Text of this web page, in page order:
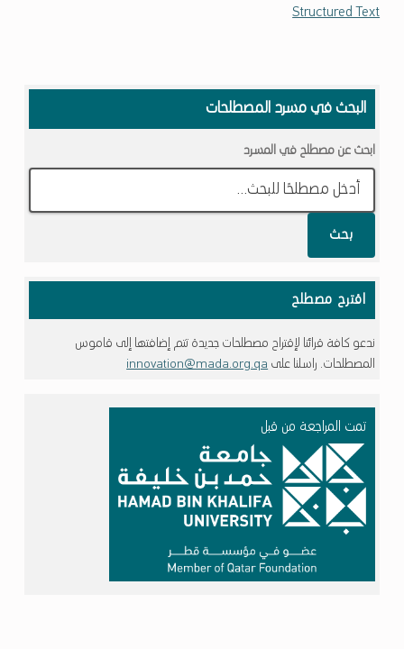
Structured Text
Skip back to main navigation
البحث في مسرد المصطلحات
ابحث عن مصطلح في المسرد
بحث
اقترح مصطلح
ندعو كافة قرائنا لإقتراح مصطلحات جديدة تتم إضافتها إلى قاموس
المصطلحات. راسلنا على innovation@mada.org.qa
تمت المراجعة من قبل